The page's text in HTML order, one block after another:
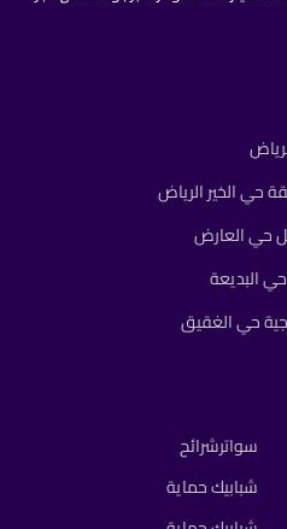
حي الخير الرياض
حي العارض
البديعة
حي الغقيق
سواترشرائح
شبابيك حماية